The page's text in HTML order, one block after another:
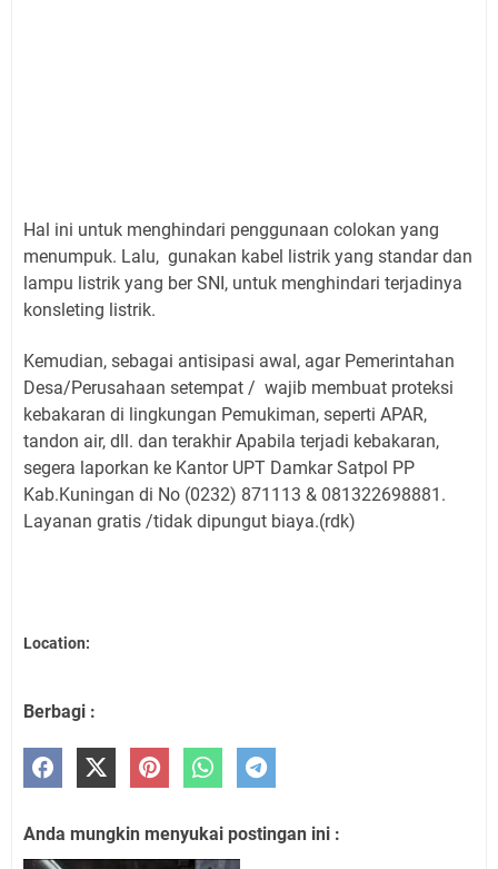
Hal ini untuk menghindari penggunaan colokan yang
menumpuk. Lalu, gunakan kabel listrik yang standar dan
lampu listrik yang ber SNI, untuk menghindari terjadinya
konsleting listrik.
Kemudian, sebagai antisipasi awal, agar Pemerintahan
Desa/Perusahaan setempat / wajib membuat proteksi
kebakaran di lingkungan Pemukiman, seperti APAR,
tandon air, dll. dan terakhir Apabila terjadi kebakaran,
segera laporkan ke Kantor UPT Damkar Satpol PP
Kab.Kuningan di No (0232) 871113 & 081322698881.
Layanan gratis /tidak dipungut biaya.(rdk)
Location:
Berbagi :
Anda mungkin menyukai postingan ini :